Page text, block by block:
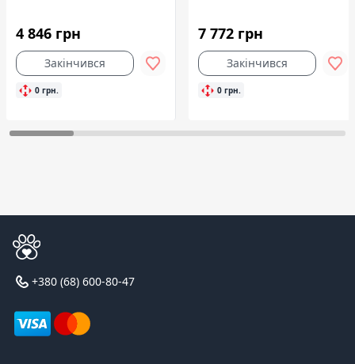
4 846 грн
Закінчився
0 грн.
7 772 грн
Закінчився
0 грн.
+380 (68) 600-80-47